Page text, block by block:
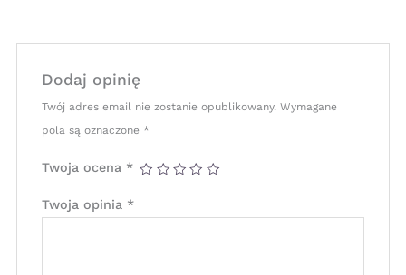
Dodaj opinię
Twój adres email nie zostanie opublikowany. Wymagane
pola są oznaczone *
Twoja ocena *
Twoja opinia *